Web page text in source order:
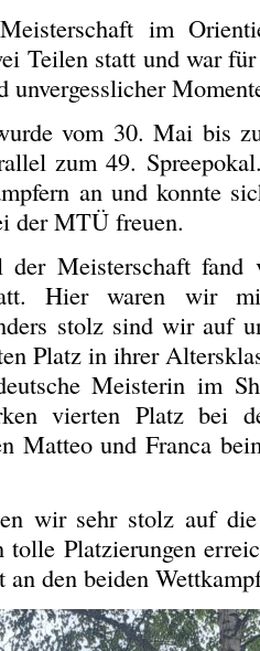
im
Teilen statt und war
unvergesslicher
vom 30. Mai bis
zum 49.
an und konnte
der MTÜ freuen.
der Meisterschaft
Hier waren wir
stolz sind wir auf
Platz in ihrer
Meisterin im
vierten Platz bei
Matteo und Franca
wir sehr stolz auf
tolle Platzierungen
den beiden